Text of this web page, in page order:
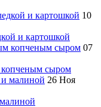
10
и картошкой
07
копченым сыром
26 Ноя